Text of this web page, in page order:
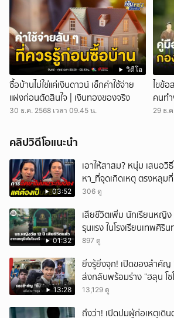
กลาง ที่ปรึกษาผู้บัญชาการทหารบก และอดีตแม่ทั
พลโท วีระยุทธ์ รักศิลป์ หรือ แม่ทัพเติ่ง แม่ทัพภาค
ร่วมศึก กอดคอร่วมบัญชาการสมรภูมิชายแดนไท
แห่งการต่อสู้เพื่อผืนแผ่นดินไทย ได้โทรคุยเป็นประ
กันมา เขาอาจเป็นคนพูดน้อย แต่พูดแล้วทำจริง เ
ตามระเบียบของกองทัพอย่างชัดเจน เขาคือนักรบ
ต่อเนื่อง ตนมั่นใจในตัวเพื่อน และมั่นใจว่าเลือกค
เขาปฏิบัติหน้าที่แม่ทัพภาคที่ 2 ต่อ กดติดตามช่อง
https://cutt.ly/YTch7hdnews ติดตามข่าวสารเ
https://news.ch7.com #ข่าวเย็นประเด็นร้อน #ข่
https://linktr.ee/ch7hdnews_tero
วิดีโอ
ซื้อบ้านไม่ใช่แค่เงินดาวน์ เช็กค่าใช้จ่าย
แฝงก่อนตัดสินใจ | เงินทองของจริง
30 ธ.ค. 2568 เวลา 09.45 น.
ไขข้
คนท
29 ธ.
คลิปวิดีโอแนะนำ
03:52
เอาให้สาสม? หนุ่ม เสนอวิ
หา_ที่จุดเกิดเหตุ ตรงหลุม
306 ดู
01:32
เสียชีวิตเพิ่ม นักเรียนหญิ
รุนแรง ในโรงเรียนเทพศิริ
9 ราย
897 ดู
13:28
ยิ่งรู้ยิ่งจุก! เปิดของสำคัญ
ส่งกลับพร้อมร่าง “ฮลุน โ
13,129 ดู
ถึงว่า! เปิดปมผู้ก่อเหตุเดิ